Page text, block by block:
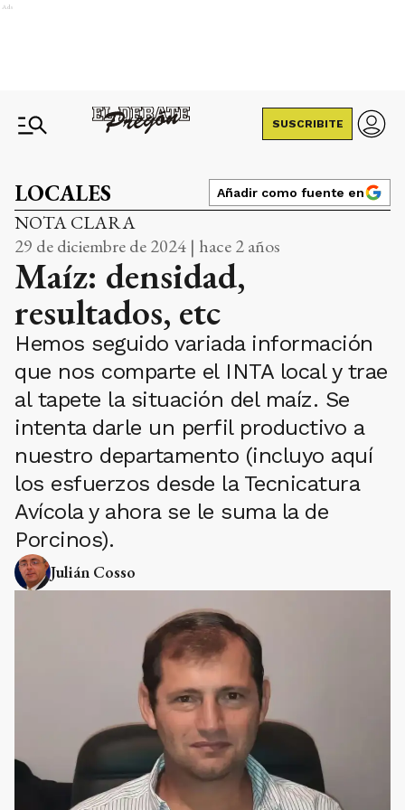
Ads
SUSCRIBITE
LOCALES Añadir como fuente en
NOTA CLARA
29 de diciembre de 2024 | hace 2 años
Maíz: densidad,
resultados, etc
Hemos seguido variada información
que nos comparte el INTA local y trae
al tapete la situación del maíz. Se
intenta darle un perfil productivo a
nuestro departamento (incluyo aquí
los esfuerzos desde la Tecnicatura
Avícola y ahora se le suma la de
Porcinos).
Julián Cosso